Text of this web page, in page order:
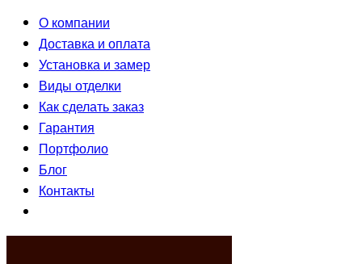
О компании
Доставка и оплата
Установка и замер
Виды отделки
Как сделать заказ
Гарантия
Портфолио
Блог
Контакты